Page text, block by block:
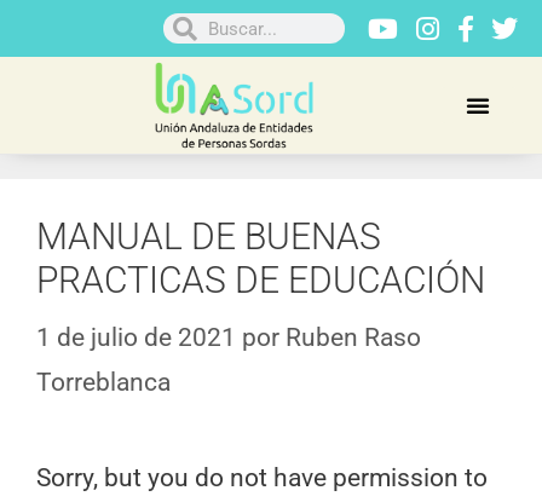
MANUAL DE BUENAS
PRACTICAS DE EDUCACIÓN
1 de julio de 2021 por Ruben Raso
Torreblanca
Sorry, but you do not have permission to